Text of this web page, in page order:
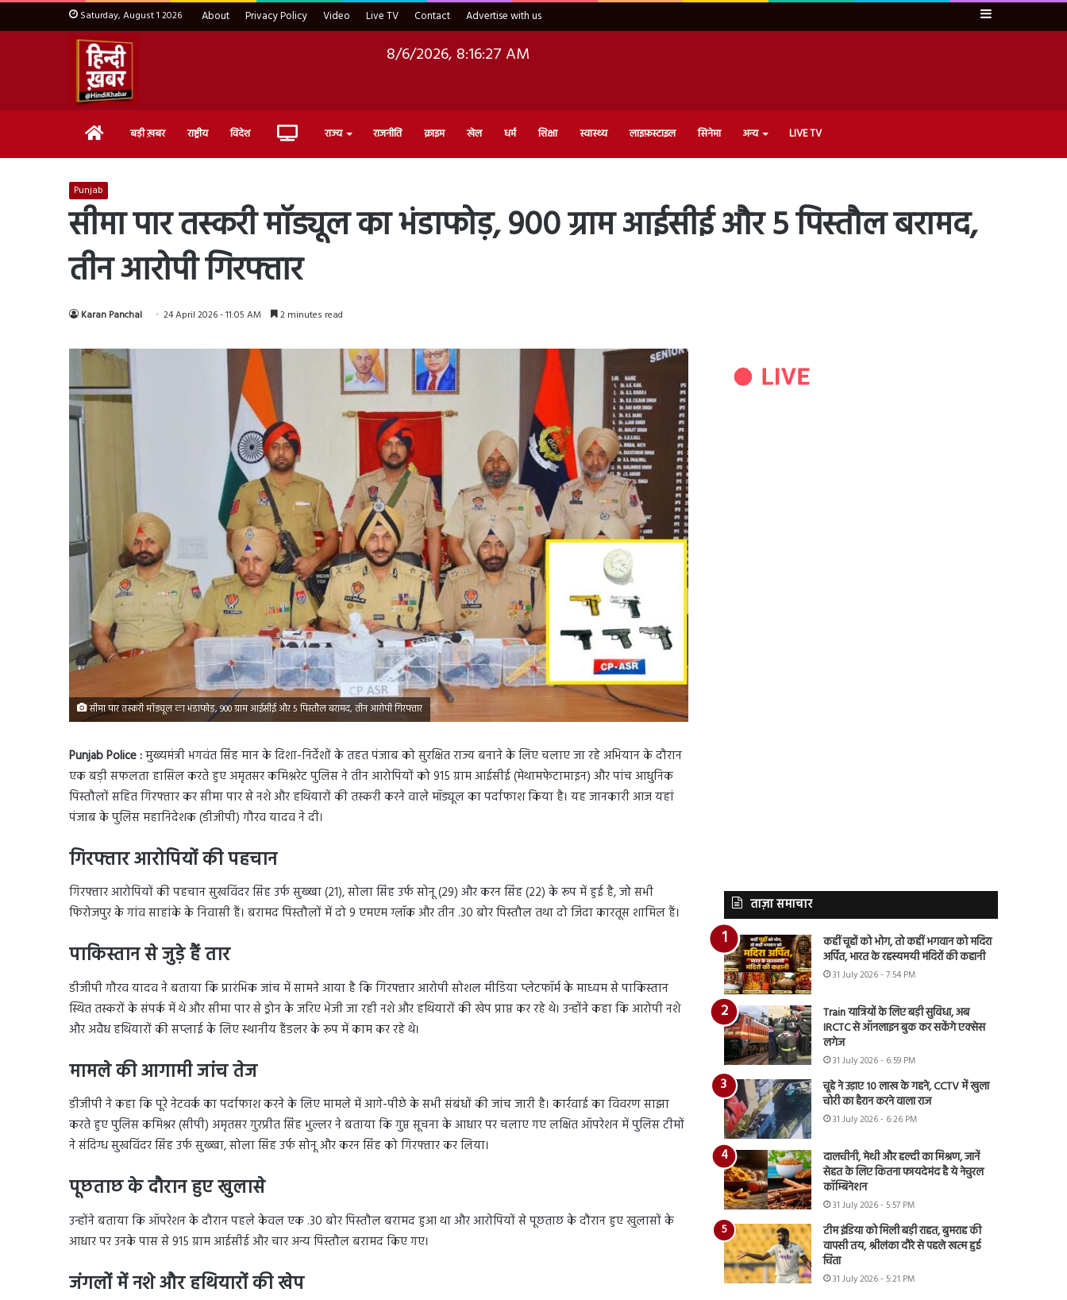
Saturday, August 1 2026 About Privacy Policy Video Live TV Contact Advertise with us Sidebar
8/6/2026, 8:16:29 AM
Home बड़ी ख़बर राष्ट्रीय विदेश Live राज्य राजनीति क्राइम खेल धर्म शिक्षा स्वास्थ्य लाइफ़स्टाइल सिनेमा अन्य LIVE TV
Punjab
सीमा पार तस्करी मॉड्यूल का भंडाफोड़, 900 ग्राम आईसीई और 5 पिस्तौल बरामद,
तीन आरोपी गिरफ्तार
Karan Panchal 24 April 2026 - 11:05 AM 2 minutes read
सीमा पार तस्करी मॉड्यूल का भंडाफोड़, 900 ग्राम आईसीई और 5 पिस्तौल बरामद, तीन आरोपी गिरफ्तार
Punjab Police :मुख्यमंत्री भगवंत सिंह मान के दिशा-निर्देशों के तहत पंजाब को सुरक्षित राज्य बनाने के लिए चलाए जा रहे अभियान के दौरान
एक बड़ी सफलता हासिल करते हुए अमृतसर कमिश्नरेट पुलिस ने तीन आरोपियों को 915 ग्राम आईसीई (मेथामफेटामाइन) और पांच आधुनिक
पिस्तौलों सहित गिरफ्तार कर सीमा पार से नशे और हथियारों की तस्करी करने वाले मॉड्यूल का पर्दाफाश किया है। यह जानकारी आज यहां
पंजाब के पुलिस महानिदेशक (डीजीपी) गौरव यादव ने दी।
गिरफ्तार आरोपियों की पहचान
गिरफ्तार आरोपियों की पहचान सुखविंदर सिंह उर्फ सुख्खा (21), सोला सिंह उर्फ सोनू (29) और करन सिंह (22) के रूप में हुई है, जो सभी
फिरोजपुर के गांव साहांके के निवासी हैं। बरामद पिस्तौलों में दो 9 एमएम ग्लॉक और तीन .30 बोर पिस्तौल तथा दो जिंदा कारतूस शामिल हैं।
पाकिस्तान से जुड़े हैं तार
डीजीपी गौरव यादव ने बताया कि प्रारंभिक जांच में सामने आया है कि गिरफ्तार आरोपी सोशल मीडिया प्लेटफॉर्म के माध्यम से पाकिस्तान
स्थित तस्करों के संपर्क में थे और सीमा पार से ड्रोन के जरिए भेजी जा रही नशे और हथियारों की खेप प्राप्त कर रहे थे। उन्होंने कहा कि आरोपी नशे
और अवैध हथियारों की सप्लाई के लिए स्थानीय हैंडलर के रूप में काम कर रहे थे।
मामले की आगामी जांच तेज
डीजीपी ने कहा कि पूरे नेटवर्क का पर्दाफाश करने के लिए मामले में आगे-पीछे के सभी संबंधों की जांच जारी है। कार्रवाई का विवरण साझा
करते हुए पुलिस कमिश्नर (सीपी) अमृतसर गुरप्रीत सिंह भुल्लर ने बताया कि गुप्त सूचना के आधार पर चलाए गए लक्षित ऑपरेशन में पुलिस टीमों
ने संदिग्ध सुखविंदर सिंह उर्फ सुख्खा, सोला सिंह उर्फ सोनू और करन सिंह को गिरफ्तार कर लिया।
पूछताछ के दौरान हुए खुलासे
उन्होंने बताया कि ऑपरेशन के दौरान पहले केवल एक .30 बोर पिस्तौल बरामद हुआ था और आरोपियों से पूछताछ के दौरान हुए खुलासों के
आधार पर उनके पास से 915 ग्राम आईसीई और चार अन्य पिस्तौल बरामद किए गए।
जंगलों में नशे और हथियारों की खेप
ताज़ा समाचार
कहीं चूहों को भोग, तो कहीं भगवान को मदिरा
अर्पित, भारत के रहस्यमयी मंदिरों की कहानी
31 July 2026 - 7:54 PM
Train यात्रियों के लिए बड़ी सुविधा, अब
IRCTC से ऑनलाइन बुक कर सकेंगे एक्सेस
लगेज
31 July 2026 - 6:59 PM
चूहे ने उड़ाए 10 लाख के गहने, CCTV में खुला
चोरी का हैरान करने वाला राज
31 July 2026 - 6:26 PM
दालचीनी, मेथी और हल्दी का मिश्रण, जानें
सेहत के लिए कितना फायदेमंद है ये नेचुरल
कॉम्बिनेशन
31 July 2026 - 5:57 PM
टीम इंडिया को मिली बड़ी राहत, बुमराह की
वापसी तय, श्रीलंका दौरे से पहले खत्म हुई
चिंता
31 July 2026 - 5:21 PM